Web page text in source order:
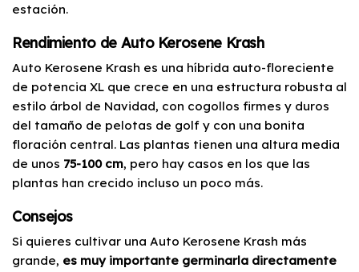
estación.
Rendimiento de Auto Kerosene Krash
Auto Kerosene Krash es una híbrida auto-floreciente
de potencia XL que crece en una estructura robusta al
estilo árbol de Navidad, con cogollos firmes y duros
del tamaño de pelotas de golf y con una bonita
floración central. Las plantas tienen una altura media
de unos 75-100 cm, pero hay casos en los que las
plantas han crecido incluso un poco más.
Consejos
Si quieres cultivar una Auto Kerosene Krash más
grande, es muy importante germinarla directamente